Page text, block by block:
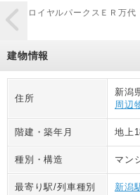
ロイヤルパークスＥＲ万
建物情報
住所
新潟
周辺
階建・築年月 地上
種別・構造 マン
最寄り駅/列車種別 新潟